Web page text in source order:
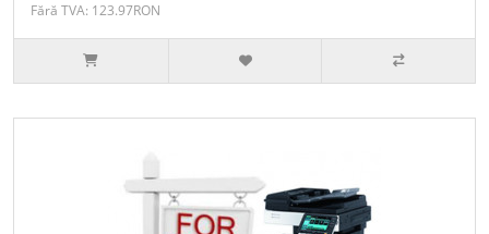
Fără TVA: 123.97RON